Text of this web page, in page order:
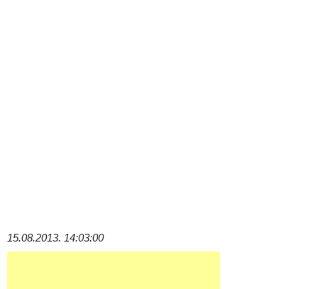
15.08.2013. 14:03:00